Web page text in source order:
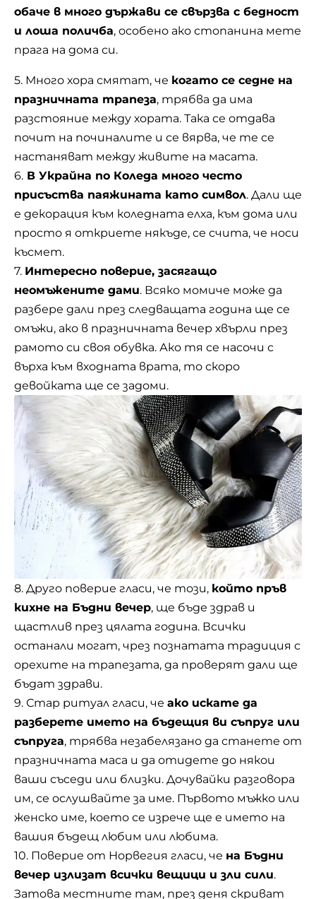
обаче в много държави се свързва с бедност
и лоша поличба, особено ако стопанина мете
прага на дома си.
5. Много хора смятат, че когато се седне на
празничната трапеза, трябва да има
разстояние между хората. Така се отдава
почит на починалите и се вярва, че те се
настаняват между живите на масата.
6. В Украйна по Коледа много често
присъства паяжината като символ. Дали ще
е декорация към коледната елха, към дома или
просто я откриете някъде, се счита, че носи
късмет.
7. Интересно поверие, засягащо
неомъжените дами. Всяко момиче може да
разбере дали през следващата година ще се
омъжи, ако в празничната вечер хвърли през
рамото си своя обувка. Ако тя се насочи с
върха към входната врата, то скоро
девойката ще се задоми.
8. Друго поверие гласи, че този, който пръв
кихне на Бъдни вечер, ще бъде здрав и
щастлив през цялата година. Всички
останали могат, чрез познатата традиция с
орехите на трапезата, да проверят дали ще
бъдат здрави.
9. Стар ритуал гласи, че ако искате да
разберете името на бъдещия ви съпруг или
съпруга, трябва незабелязано да станете от
празничната маса и да отидете до някои
ваши съседи или близки. Дочувайки разговора
им, се ослушвайте за име. Първото мъжко или
женско име, което се изрече ще е името на
вашия бъдещ любим или любима.
10. Поверие от Норвегия гласи, че на Бъдни
вечер излизат всички вещици и зли сили.
Затова местните там, през деня скриват